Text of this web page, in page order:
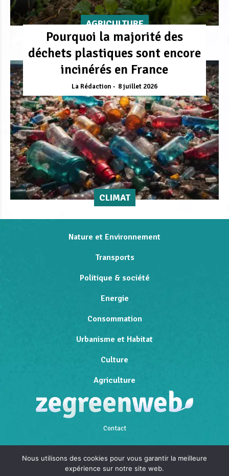
AGRICULTURE
Pourquoi la majorité des
déchets plastiques sont encore
incinérés en France
La Rédaction 8 juillet 2026
CLIMAT
Nature et Environnement
Transports
Politique & société
Energie
Consommation
Urbanisme et Habitat
Culture
Agriculture
Contact
Mentions légales
Nous utilisons des cookies pour vous garantir la meilleure
expérience sur notre site web.